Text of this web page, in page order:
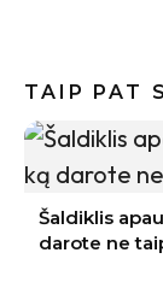
TAIP PAT